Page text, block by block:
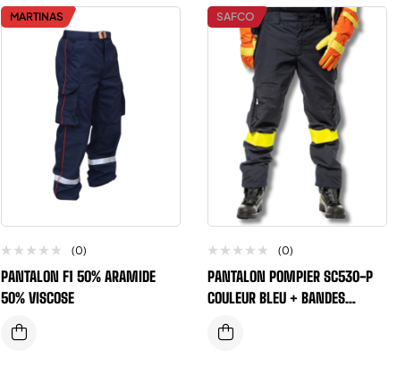
MARTINAS
(0)
PANTALON F1 50% ARAMIDE
50% VISCOSE
SAFCO
(0)
PANTALON POMPIER SC530-P
COULEUR BLEU + BANDES
REFLECHISSANTES JAUNE